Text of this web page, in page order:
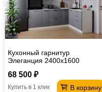
Кухонный гарнитур
Элеганция 2400х1600
68 500 ₽
В корзину
Купить в 1 клик